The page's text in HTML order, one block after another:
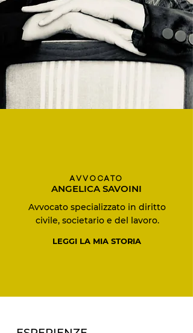
Avvocato specializzato in diritto
civile, societario e del lavoro.
LEGGI LA MIA STORIA
AVVOCATO
ANGELICA SAVOINI